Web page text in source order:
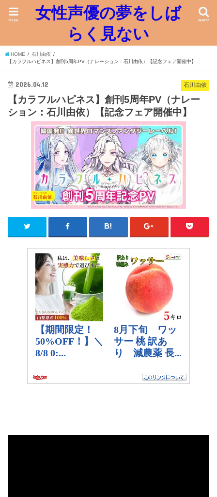
女性声優の夢をしば
らく見ない
search
menu
HOME
石川由依
【カラフルハピネス】創刊5周年PV（ナレーション：石川由依）【記念フェア開催中】
石川由依
2026.04.12
【カラフルハピネス】創刊5周年PV（ナレー
ション：石川由依）【記念フェア開催中】